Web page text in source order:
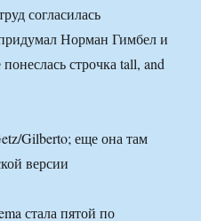
согласилась
Норман Гимбел и
строчка tall, and
Gilberto; еще она там
версии
стала пятой по